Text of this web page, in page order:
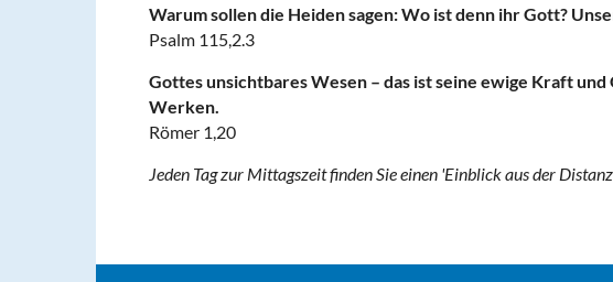
Warum sollen die Heiden sagen: Wo ist denn ihr Gott?
Psalm 115,2.3
Gottes unsichtbares Wesen – das ist seine ewige Kraft
Werken.
Römer 1,20
Jeden Tag zur Mittagszeit finden Sie einen 'Einblick aus der